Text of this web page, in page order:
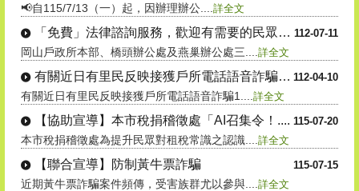
📢自115/7/13（一）起，因辦理辦公.... 詳全文
112-07-11
「免費」法律諮詢服務，歡迎有需要的民眾多....
岡山戶政所本部、橋頭辦公處及燕巢辦公處三.... 詳全文
112-04-10
有關近日有里民反映接獲戶所電話語音詐騙1....
有關近日有里民反映接獲戶所電話語音詐騙1.... 詳全文
115-07-20
【協助宣導】本市稅捐稽徵處「AI召集令！....
本市稅捐稽徵處為提升民眾對租稅常識之認識.... 詳全文
115-07-15
【聯合宣導】防制黃牛票詐騙
近期黃牛票詐騙案件頻傳，受害族群尤以參與.... 詳全文